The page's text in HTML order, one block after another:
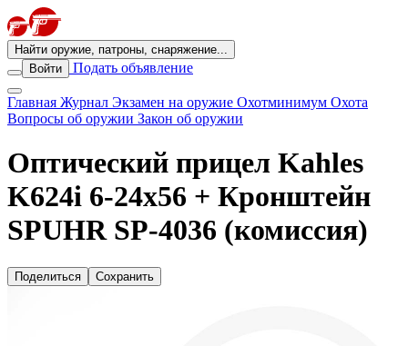
Найти оружие, патроны, снаряжение...
Войти
Подать объявление
Главная Журнал Экзамен на оружие Охотминимум Охота
Вопросы об оружии Закон об оружии
Оптический прицел Kahles
K624i 6-24x56 + Кронштейн
SPUHR SP-4036 (комиссия)
Поделиться Сохранить